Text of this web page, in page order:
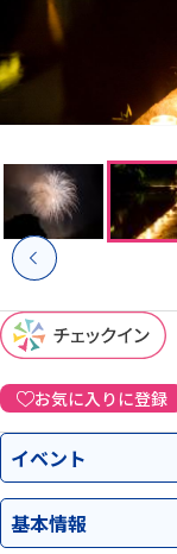
お気に入りに登録
イベント
基本情報